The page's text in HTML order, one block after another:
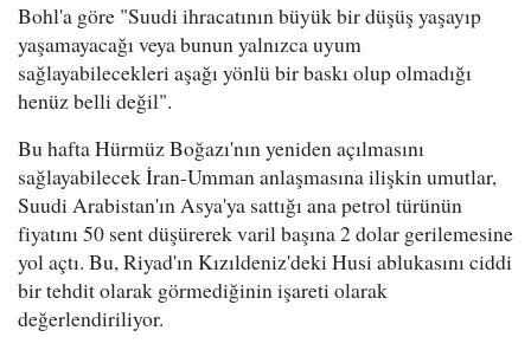
Bohl'a göre "Suudi ihracatının büyük bir düşüş yaşayıp
yaşamayacağı veya bunun yalnızca uyum
sağlayabilecekleri aşağı yönlü bir baskı olup olmadığı
henüz belli değil".
Bu hafta Hürmüz Boğazı'nın yeniden açılmasını
sağlayabilecek İran-Umman anlaşmasına ilişkin umutlar,
Suudi Arabistan'ın Asya'ya sattığı ana petrol türünün
fiyatını 50 sent düşürerek varil başına 2 dolar gerilemesine
yol açtı. Bu, Riyad'ın Kızıldeniz'deki Husi ablukasını ciddi
bir tehdit olarak görmediğinin işareti olarak
değerlendiriliyor.